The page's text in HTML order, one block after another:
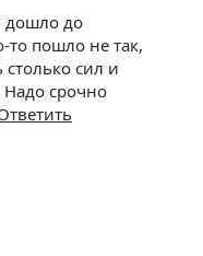
дошло до
то пошло не так,
столько сил и
срочно